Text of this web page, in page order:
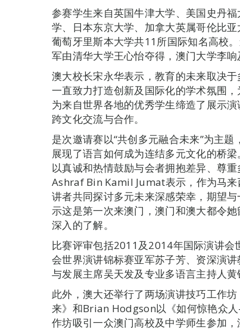
参赛学生来自英国牛津大学、美国史丹
学、日本东京大学、加拿大英属哥伦比
葡萄牙里斯本大学共11所国际知名高校
军由清华大学王心怡夺得，澳门大学李
澳大校长宋永华表示，教育的未来取决
一直致力打造创新及国际化的学术氛围
为来自世界各地的优秀学生缔造了展示
跨文化交流与合作。
是次邀请赛以“共创多元融合未来”为主
展现了语言如何成为连结多元文化的桥
以真诚和热情鼓励与会者拥抱差异、尊
Ashraf Bin Kamil Jumat表示，作为马
讲者共同探讨多元未来深感荣幸，期望
示这是第一次来澳门，澳门和澳大都令
深入的了解。
比赛评审包括2011及2014年国际演讲
会世界演讲锦标赛亚军苏子芳、资深演
与发展主席吴天发及专业多语言主持人黄
此外，澳大还举行了两场演讲技巧工作
来》和Brian Hodgson以《如何惊艳众
作坊吸引一众澳门高校及中学师生参加